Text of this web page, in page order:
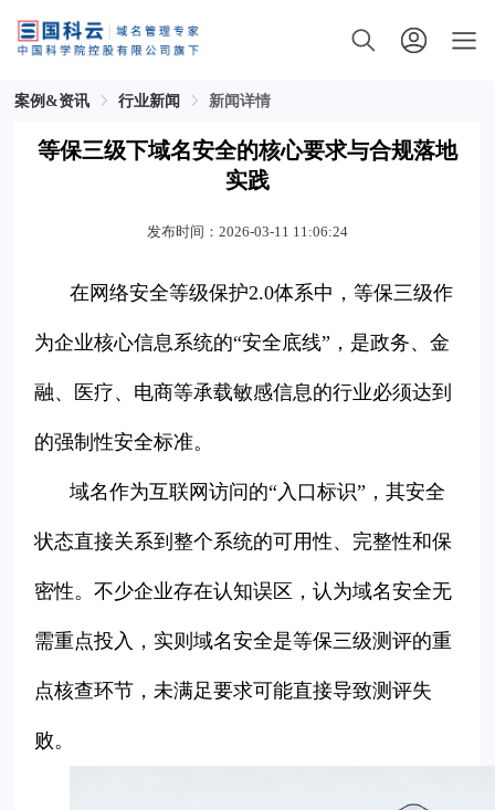
案例&资讯 行业新闻 新闻详情
等保三级下域名安全的核心要求与合规落地
实践
发布时间：2026-03-11 11:06:24
在网络安全等级保护2.0体系中，等保三级作
为企业核心信息系统的“安全底线”，是政务、金
融、医疗、电商等承载敏感信息的行业必须达到
的强制性安全标准。
域名作为互联网访问的“入口标识”，其安全
状态直接关系到整个系统的可用性、完整性和保
密性。不少企业存在认知误区，认为域名安全无
需重点投入，实则域名安全是等保三级测评的重
点核查环节，未满足要求可能直接导致测评失
败。